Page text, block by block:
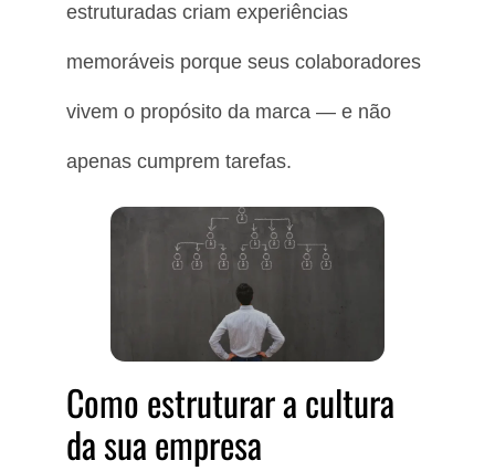
estruturadas criam experiências
memoráveis porque seus colaboradores
vivem o propósito da marca — e não
apenas cumprem tarefas.
Como estruturar a cultura
da sua empresa